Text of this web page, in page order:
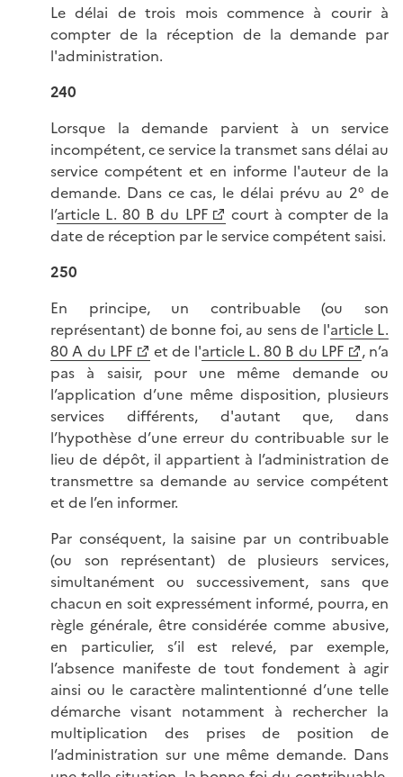
Le délai de trois mois commence à courir à
compter de la réception de la demande par
l'administration.
240
Lorsque la demande parvient à un service
incompétent, ce service la transmet sans délai au
service compétent et en informe l'auteur de la
demande. Dans ce cas, le délai prévu au 2° de
l’article L. 80 B du LPF
court à compter de la
date de réception par le service compétent saisi.
250
En principe, un contribuable (ou son
représentant) de bonne foi, au sens de l'article L.
80 A du LPF
et de l'article L. 80 B du LPF
, n’a
pas à saisir, pour une même demande ou
l’application d’une même disposition, plusieurs
services différents, d'autant que, dans
l’hypothèse d’une erreur du contribuable sur le
lieu de dépôt, il appartient à l’administration de
transmettre sa demande au service compétent
et de l’en informer.
Par conséquent, la saisine par un contribuable
(ou son représentant) de plusieurs services,
simultanément ou successivement, sans que
chacun en soit expressément informé, pourra, en
règle générale, être considérée comme abusive,
en particulier, s’il est relevé, par exemple,
l’absence manifeste de tout fondement à agir
ainsi ou le caractère malintentionné d’une telle
démarche visant notamment à rechercher la
multiplication des prises de position de
l’administration sur une même demande. Dans